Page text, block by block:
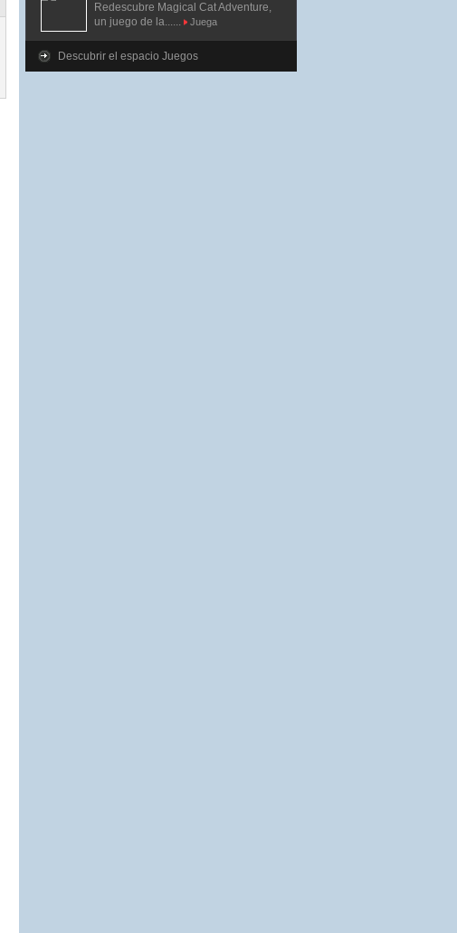
Redescubre Magical Cat Adventure,
un juego de la......
Juega
Descubrir el espacio Juegos